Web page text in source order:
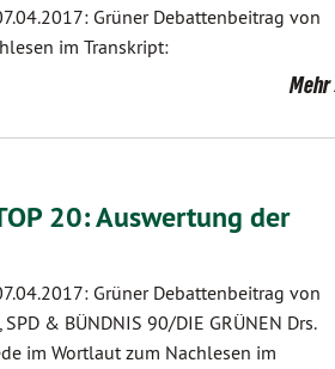
Grüner Debattenbeitrag von
im Transkript:
Mehr
20: Auswertung der
Grüner Debattenbeitrag von
& BÜNDNIS 90/DIE GRÜNEN Drs.
im Wortlaut zum Nachlesen im